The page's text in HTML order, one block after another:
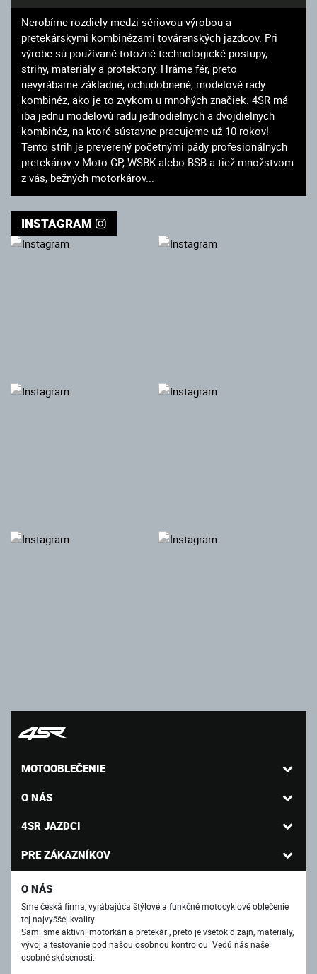
Nerobíme rozdiely medzi sériovou výrobou a
pretekárskymi kombinézami továrenských jazdcov. Pri
výrobe sú používané totožné technologické postupy,
strihy, materiály a protektory. Hráme fér, preto
nevyrábame základné, ochudobnené, modelové rady
kombinéz, ako je to zvykom u mnohých značiek. 4SR má
iba jednu modelovú radu jednodielnych a dvojdielnych
kombinéz, na ktoré sústavne pracujeme už 10 rokov!
Tento strih je preverený početnými pády profesionálnych
pretekárov v Moto GP, WSBK alebo BSB a tiež množstvom
z vás, bežných motorkárov...
INSTAGRAM
MOTOOBLEČENIE
O NÁS
4SR JAZDCI
PRE ZÁKAZNÍKOV
O NÁS
Sme česká firma, vyrábajúca štýlové a funkčné motocyklové oblečenie
tej najvyššej kvality.
Sami sme aktívni motorkári a pretekári, preto je všetok dizajn, materiály,
vývoj a testovanie pod našou osobnou kontrolou. Vedú nás naše
osobné skúsenosti.